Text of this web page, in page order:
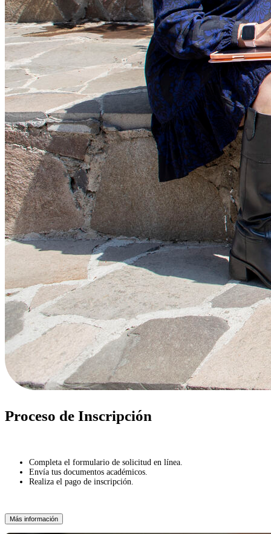
Proceso de Inscripción
Completa el formulario de solicitud en línea.
Envía tus documentos académicos.
Realiza el pago de inscripción.
Más información